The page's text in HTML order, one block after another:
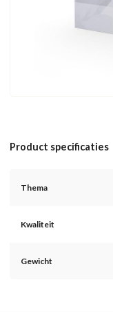
Product specificaties
Thema
Kwaliteit
Gewicht